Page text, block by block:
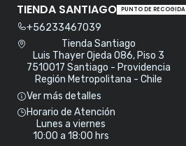
TIENDA SANTIAGO PUNTO DE RECOGIDA
+56233467039
Tienda Santiago
Luis Thayer Ojeda 086, Piso 3
7510017 Santiago - Providencia
Región Metropolitana - Chile
Ver más detalles
Horario de Atención
Lunes a viernes
10:00 a 18:00 hrs